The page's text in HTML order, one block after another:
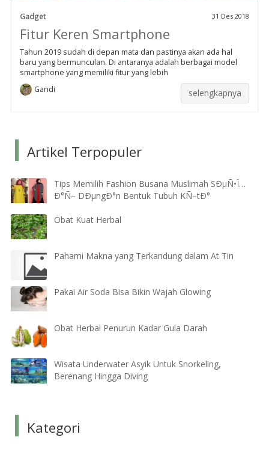
Gadget 31 Des 2018
Fitur Keren Smartphone
Tahun 2019 sudah di depan mata dan pastinya akan ada hal
baru yang bermunculan. Di antaranya adalah berbagai model
smartphone yang memiliki fitur yang lebih
Gandi
selengkapnya
Artikel Terpopuler
Tips Memilih Fashion Busana Muslimah SÐµÑ•Ï…
Ð°Ñ– DÐµngÐ°n Bentuk Tubuh KÑ–tÐ°
Obat Kuat Herbal
Pahami Makna yang Terkandung dalam At Tin
Pakai Air Soda Bisa Bikin Wajah Glowing
Obat Herbal Penurun Kadar Gula Darah
Wisata Underwater Asyik Untuk Snorkeling,
Berenang Hingga Diving
Kategori